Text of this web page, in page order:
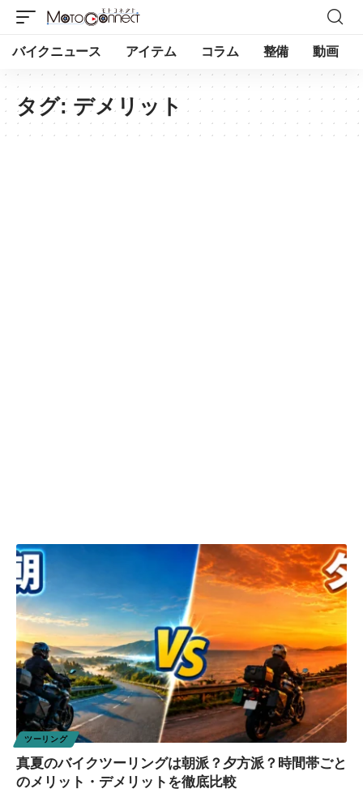
バイクニュース アイテム コラム 整備 動画
タグ: デメリット
ツーリング
真夏のバイクツーリングは朝派？夕方派？時間帯ごと
のメリット・デメリットを徹底比較